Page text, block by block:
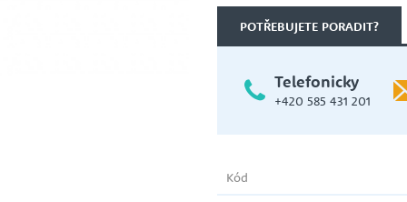
Tlakové nádoby s membránou
POTŘEBUJETE PORADIT?
Telefonicky
+420 585 431 201
Kód